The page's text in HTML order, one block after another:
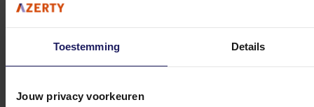
Toestemming Details
Jouw privacy voorkeuren
Klantenservice@azerty.nl